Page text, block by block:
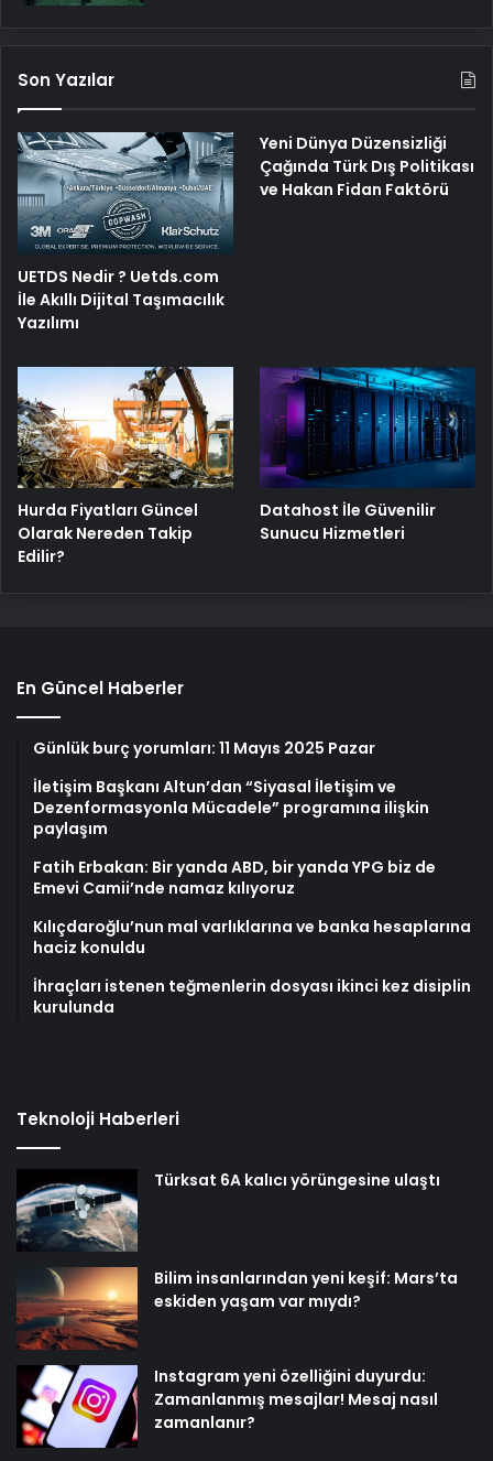
Son Yazılar
UETDS Nedir ? Uetds.com
İle Akıllı Dijital Taşımacılık
Yazılımı
Yeni Dünya Düzensizliği
Çağında Türk Dış Politikası
ve Hakan Fidan Faktörü
Hurda Fiyatları Güncel
Olarak Nereden Takip
Edilir?
Datahost İle Güvenilir
Sunucu Hizmetleri
En Güncel Haberler
Günlük burç yorumları: 11 Mayıs 2025 Pazar
İletişim Başkanı Altun’dan “Siyasal İletişim ve
Dezenformasyonla Mücadele” programına ilişkin
paylaşım
Fatih Erbakan: Bir yanda ABD, bir yanda YPG biz de
Emevi Camii’nde namaz kılıyoruz
Kılıçdaroğlu’nun mal varlıklarına ve banka hesaplarına
haciz konuldu
İhraçları istenen teğmenlerin dosyası ikinci kez disiplin
kurulunda
Teknoloji Haberleri
Türksat 6A kalıcı yörüngesine ulaştı
Bilim insanlarından yeni keşif: Mars’ta
eskiden yaşam var mıydı?
Instagram yeni özelliğini duyurdu:
Zamanlanmış mesajlar! Mesaj nasıl
zamanlanır?